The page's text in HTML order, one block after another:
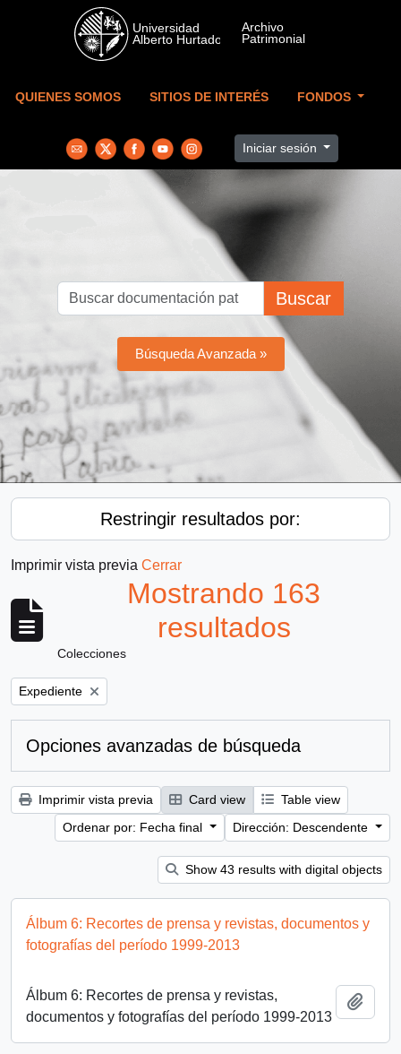
Skip to main content
QUIENES SOMOS SITIOS DE INTERÉS FONDOS
Iniciar sesión
Buscar
Búsqueda Avanzada »
Restringir resultados por:
Imprimir vista previa Cerrar
Mostrando 163
resultados
Colecciones
Remove filter:
Expediente
Opciones avanzadas de búsqueda
Imprimir vista previa Card view
Table view
Ordenar por: Fecha final
Dirección: Descendente
Show 43 results with digital objects
Álbum 6: Recortes de prensa y revistas, documentos y
fotografías del período 1999-2013
Álbum 6: Recortes de prensa y revistas,
documentos y fotografías del período 1999-2013